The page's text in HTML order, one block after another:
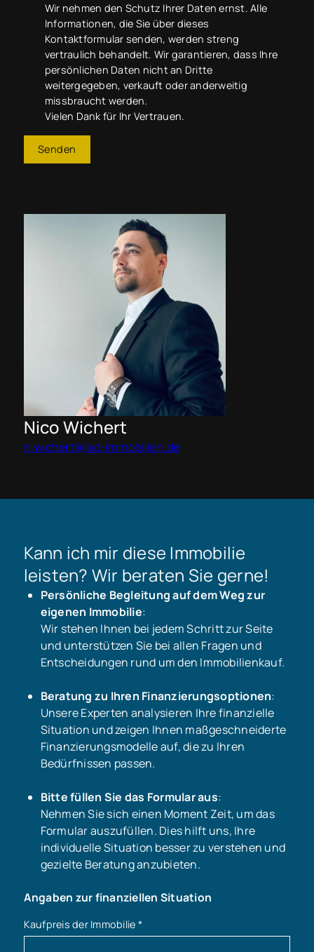
Wir nehmen den Schutz Ihrer Daten ernst. Alle
Informationen, die Sie über dieses
Kontaktformular senden, werden streng
vertraulich behandelt. Wir garantieren, dass Ihre
persönlichen Daten nicht an Dritte
weitergegeben, verkauft oder anderweitig
missbraucht werden.
Vielen Dank für Ihr Vertrauen.
Senden
Nico Wichert
n.wichert@iad-immobilien.de
Kann ich mir diese Immobilie
leisten? Wir beraten Sie gerne!
Persönliche Begleitung auf dem Weg zur
eigenen Immobilie:
Wir stehen Ihnen bei jedem Schritt zur Seite
und unterstützen Sie bei allen Fragen und
Entscheidungen rund um den Immobilienkauf.
Beratung zu Ihren Finanzierungsoptionen:
Unsere Experten analysieren Ihre finanzielle
Situation und zeigen Ihnen maßgeschneiderte
Finanzierungsmodelle auf, die zu Ihren
Bedürfnissen passen.
Bitte füllen Sie das Formular aus:
Nehmen Sie sich einen Moment Zeit, um das
Formular auszufüllen. Dies hilft uns, Ihre
individuelle Situation besser zu verstehen und
gezielte Beratung anzubieten.
Angaben zur finanziellen Situation
Kaufpreis der Immobilie *